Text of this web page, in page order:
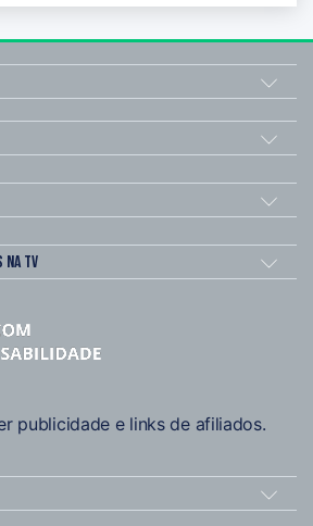
TV
publicidade e links de afiliados.